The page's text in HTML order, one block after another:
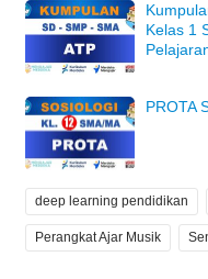
Kelas 1
PROTA
deep learning pendidikan
Perangkat Ajar Musik